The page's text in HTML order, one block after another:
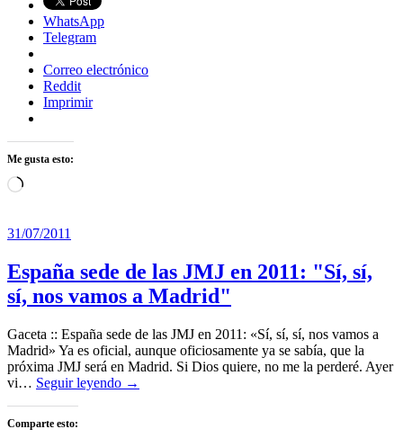
WhatsApp
Telegram
Correo electrónico
Reddit
Imprimir
Me gusta esto:
Cargando...
31/07/2011
España sede de las JMJ en 2011: "Sí, sí,
sí, nos vamos a Madrid"
Gaceta :: España sede de las JMJ en 2011: «Sí, sí, sí, nos vamos a
Madrid» Ya es oficial, aunque oficiosamente ya se sabía, que la
próxima JMJ será en Madrid. Si Dios quiere, no me la perderé. Ayer
vi… Seguir leyendo →
Comparte esto: